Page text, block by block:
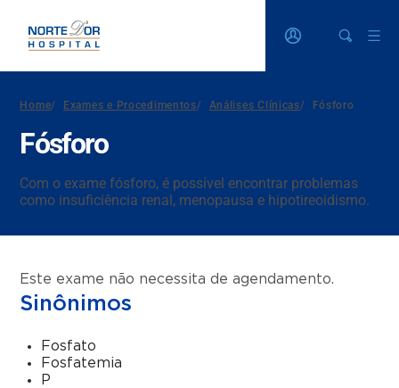
Home/ Exames e Procedimentos/ Análises Clínicas/ Fósforo
Fósforo
Com o exame fósforo, é possível encontrar problemas
como insuficiência renal, menopausa e hipotireoidismo.
Este exame não necessita de agendamento.
Sinônimos
Fosfato
Fosfatemia
P